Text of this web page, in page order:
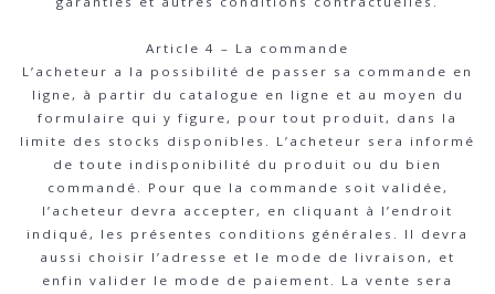
Article 4 – La commande
L’acheteur a la possibilité de passer sa commande en
ligne, à partir du catalogue en ligne et au moyen du
formulaire qui y figure, pour tout produit, dans la
limite des stocks disponibles. L’acheteur sera informé
de toute indisponibilité du produit ou du bien
commandé. Pour que la commande soit validée,
l’acheteur devra accepter, en cliquant à l’endroit
indiqué, les présentes conditions générales. Il devra
aussi choisir l’adresse et le mode de livraison, et
enfin valider le mode de paiement. La vente sera